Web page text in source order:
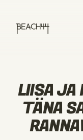
LIISA JA
TÄNA